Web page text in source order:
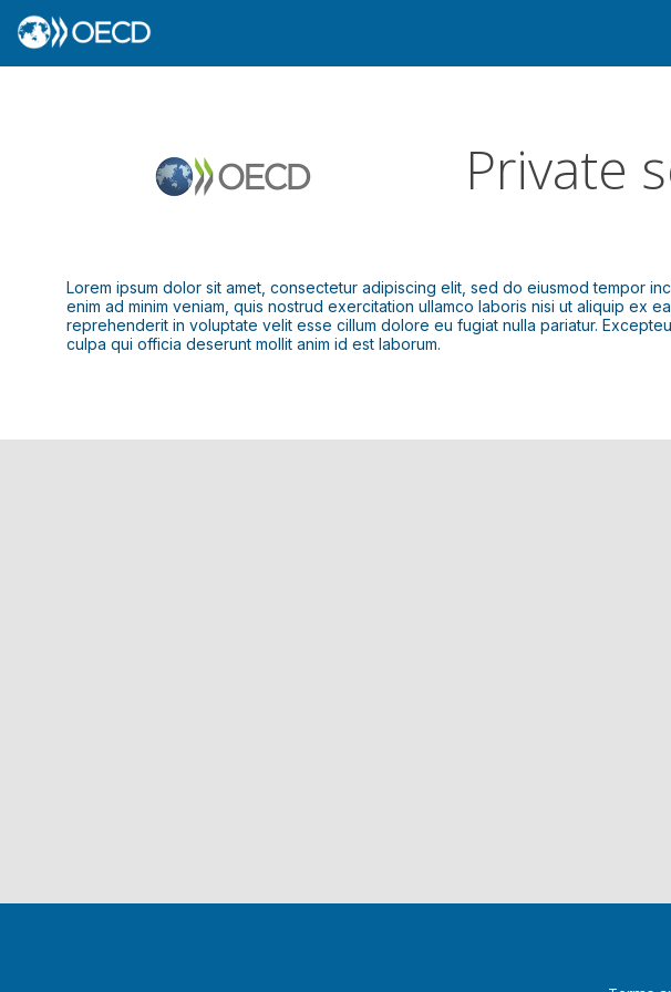
Private
Lorem ipsum dolor sit amet, consectetur adipiscing elit, sed do eiusmod tempor
enim ad minim veniam, quis nostrud exercitation ullamco laboris nisi ut aliquip ex
reprehenderit in voluptate velit esse cillum dolore eu fugiat nulla pariatur.
culpa qui officia deserunt mollit anim id est laborum.